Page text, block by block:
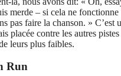
merde – si cela ne fonctionne
pas faire la chanson. » C’est
placée contre les autres
leurs plus faibles.
Run